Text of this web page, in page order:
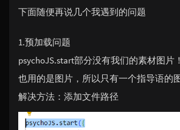
下面随便再说几个我遇到的问题
1.预加载问题
psychoJS.start部分没有我们的素材图片
也用的是图片，所以只有一个指导语的
解决方法：添加文件路径